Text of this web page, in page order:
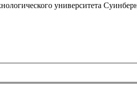
университета